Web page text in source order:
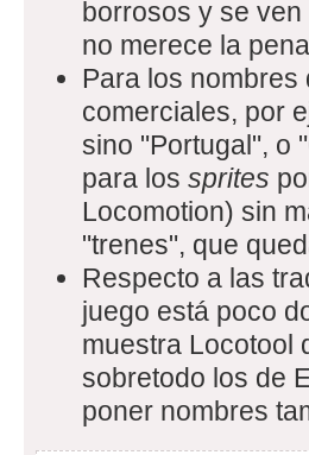
borrosos y se
no merece la
Para los
comerciales, por
sino "Portugal", o
para los sprites
Locomotion) sin
"trenes", que
Respecto a las
juego está poco
muestra Locotool
sobretodo los de
poner nombres